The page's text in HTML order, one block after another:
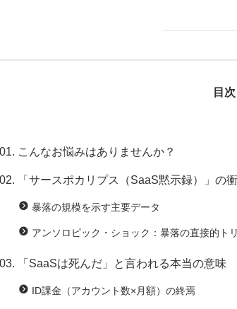
目次
こんなお悩みはありませんか？
「サースポカリプス（SaaS黙示録）」の
暴落の規模を示す主要データ
アンソロピック・ショック：暴落の直接的ト
「SaaSは死んだ」と言われる本当の意味
ID課金（アカウント数×月額）の終焉